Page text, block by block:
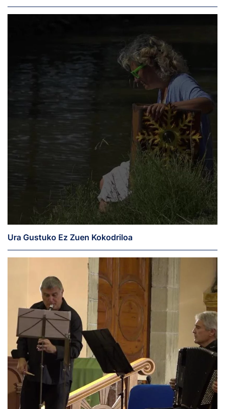
Ura Gustuko Ez Zuen Kokodriloa